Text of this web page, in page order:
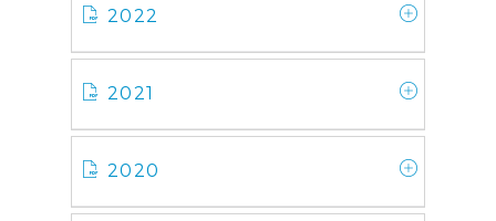
2022
2021
2020